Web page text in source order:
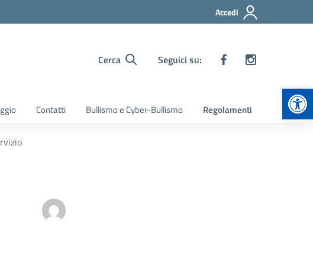
Accedi
Cerca Seguici su:
Contatti Bullismo e Cyber-Bullismo Regolamenti